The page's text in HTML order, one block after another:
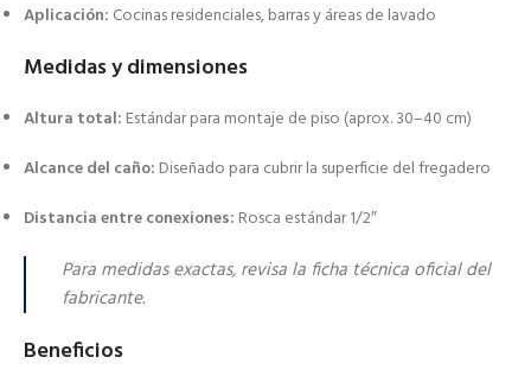
Aplicación: Cocinas residenciales, barras y áreas de lavado
Medidas y dimensiones
Altura total: Estándar para montaje de piso (aprox. 30–40 cm)
Alcance del caño: Diseñado para cubrir la superficie del fregadero
Distancia entre conexiones: Rosca estándar 1/2″
Para medidas exactas, revisa la ficha técnica oficial del
fabricante.
Beneficios